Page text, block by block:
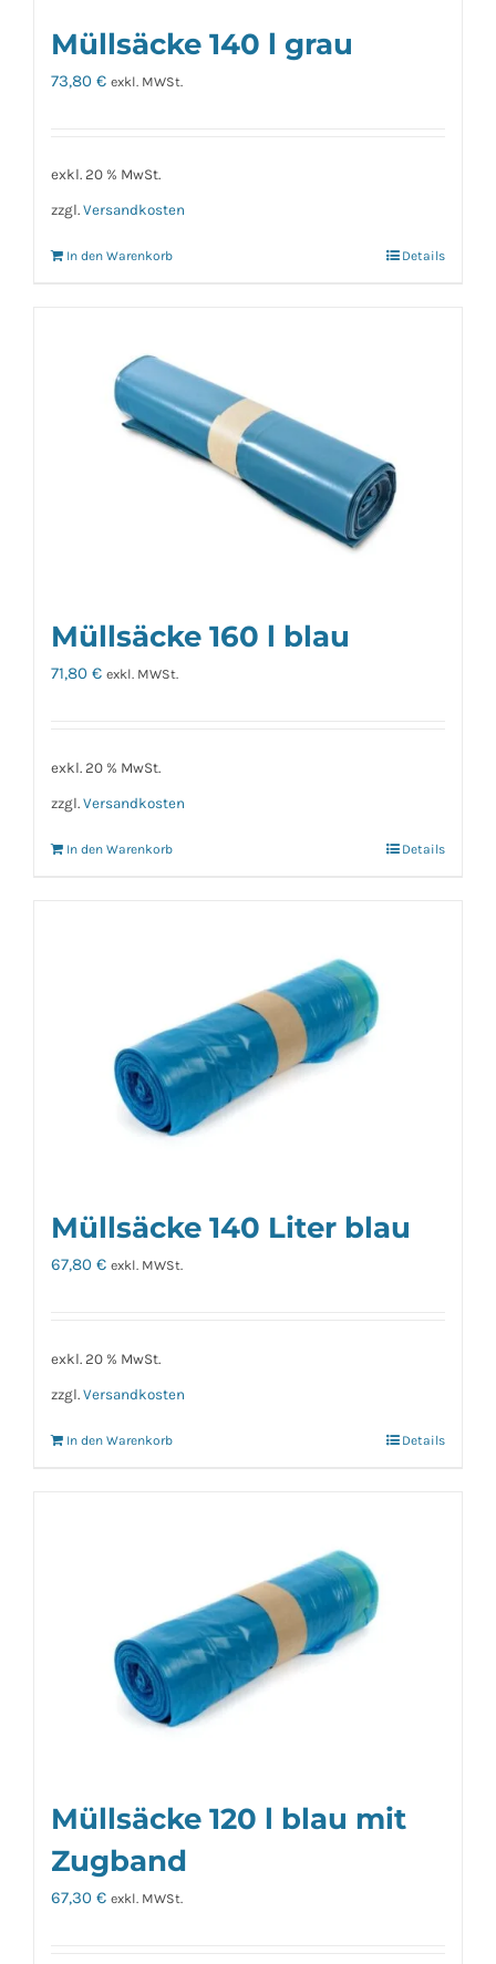
Müllsäcke 140 l grau
73,80 € exkl. MWSt.
exkl. 20 % MwSt.
zzgl. Versandkosten
In den Warenkorb Details
Müllsäcke 160 l blau
71,80 € exkl. MWSt.
exkl. 20 % MwSt.
zzgl. Versandkosten
In den Warenkorb Details
Müllsäcke 140 Liter blau
67,80 € exkl. MWSt.
exkl. 20 % MwSt.
zzgl. Versandkosten
In den Warenkorb Details
Müllsäcke 120 l blau mit
Zugband
67,30 € exkl. MWSt.